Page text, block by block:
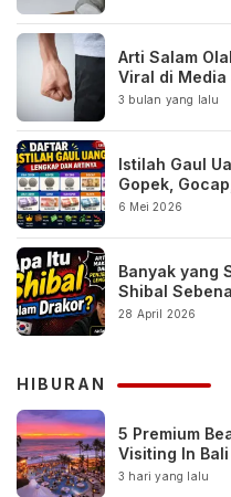
Arti Salam
Viral di Media
3 bulan yang lalu
Istilah Gaul
Gopek,
6 Mei 2026
Banyak yang
Shibal
28 April 2026
HIBURAN
5 Premium
Visiting In Bali
3 hari yang lalu